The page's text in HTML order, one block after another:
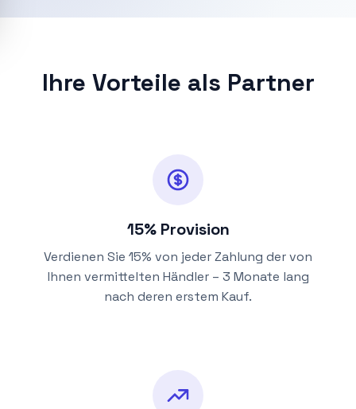
Ihre Vorteile als Partner
15% Provision
Verdienen Sie 15% von jeder Zahlung der von
Ihnen vermittelten Händler – 3 Monate lang
nach deren erstem Kauf.